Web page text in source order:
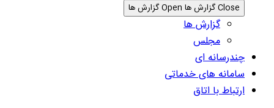
Close گزارش ها Open گزارش ها
گزارش ها
مجلس
چندرسانه ای
سامانه های خدماتی
ارتباط با اتاق